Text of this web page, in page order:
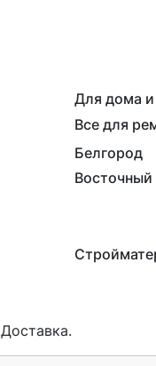
Для дома и
Все для
Белгород
Восточный